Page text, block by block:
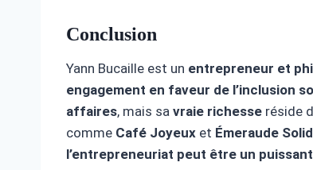
Conclusion
Yann Bucaille est un entrepreneur et
engagement en faveur de l’inclusion
affaires, mais sa vraie richesse réside
comme Café Joyeux et Émeraude
l’entrepreneuriat peut être un